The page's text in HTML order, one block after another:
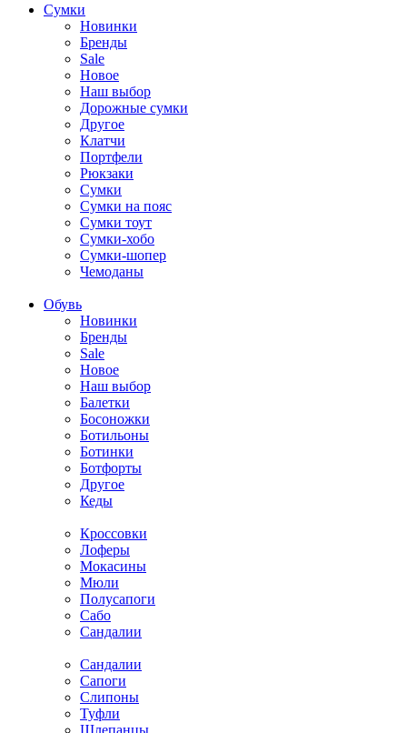
Cумки
Новинки
Бренды
Sale
Новое
Наш выбор
Дорожные сумки
Другое
Клатчи
Портфели
Рюкзаки
Сумки
Сумки на пояс
Сумки тоут
Сумки-хобо
Сумки-шопер
Чемоданы
Обувь
Новинки
Бренды
Sale
Новое
Наш выбор
Балетки
Босоножки
Ботильоны
Ботинки
Ботфорты
Другое
Кеды
Кроссовки
Лоферы
Мокасины
Мюли
Полусапоги
Сабо
Сандалии
Сандалии
Сапоги
Слипоны
Туфли
Шлепанцы